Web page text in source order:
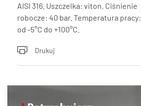
AISI 316. Uszczelka: viton. Ciśnienie
robocze: 40 bar. Temperatura pracy:
od -5°C do +100°C.
Drukuj